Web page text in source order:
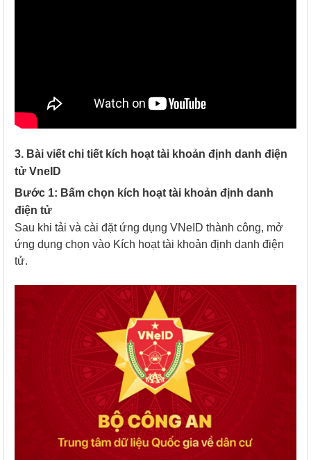
3. Bài viết chi tiết kích hoạt tài khoản định danh điện
tử VneID
Bước 1: Bấm chọn kích hoạt tài khoản định danh
điện tử
Sau khi tải và cài đặt ứng dụng VNeID thành công, mở
ứng dụng chọn vào Kích hoạt tài khoản định danh điện
tử.